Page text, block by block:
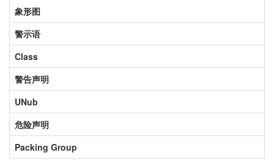
象形图
警示语
Class
警告声明
UNub
危险声明
Packing Group